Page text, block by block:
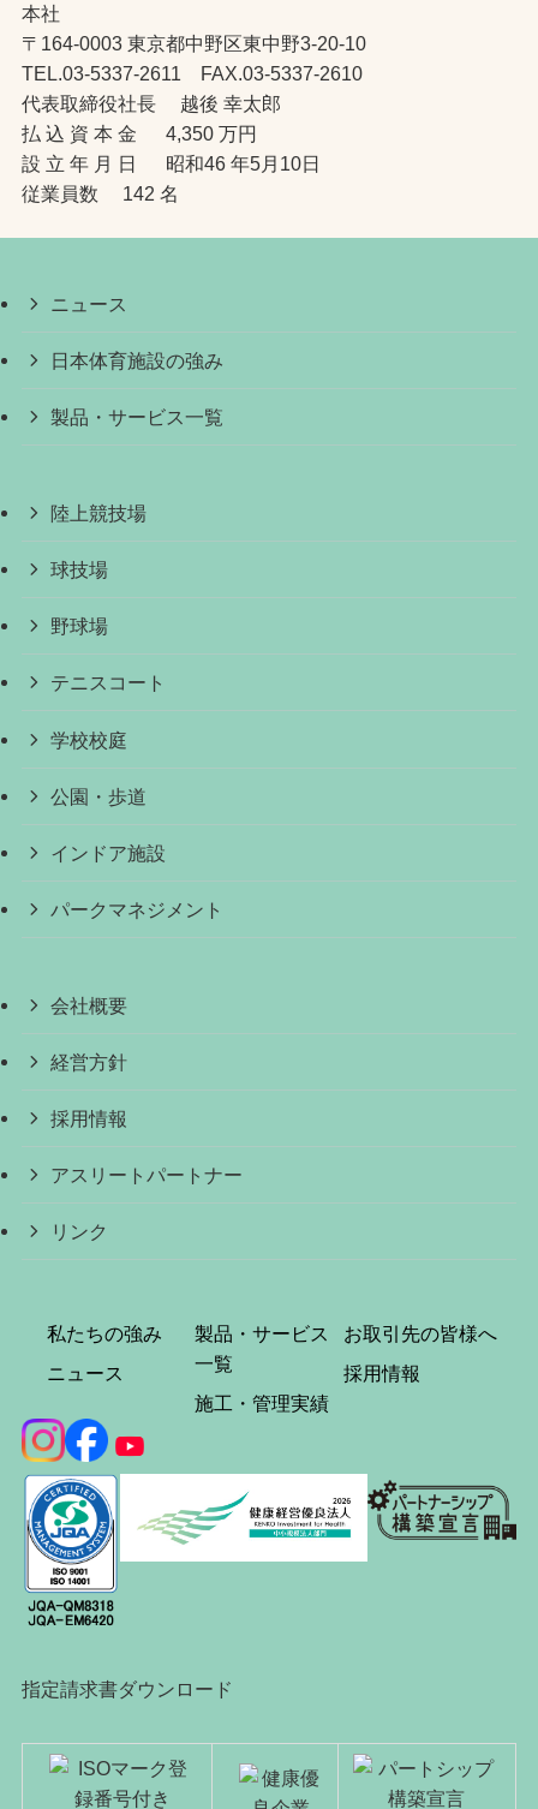
本社
〒164-0003 東京都中野区東中野3-20-10
TEL.03-5337-2611 FAX.03-5337-2610
代表取締役社長 越後 幸太郎
払 込 資 本 金 4,350 万円
設 立 年 月 日 昭和46 年5月10日
従業員数 142 名
ニュース
日本体育施設の強み
製品・サービス一覧
陸上競技場
球技場
野球場
テニスコート
学校校庭
公園・歩道
インドア施設
パークマネジメント
会社概要
経営方針
採用情報
アスリートパートナー
リンク
私たちの強み
ニュース
製品・サービス
一覧
施工・管理実績
お取引先の皆様へ
採用情報
指定請求書ダウンロード